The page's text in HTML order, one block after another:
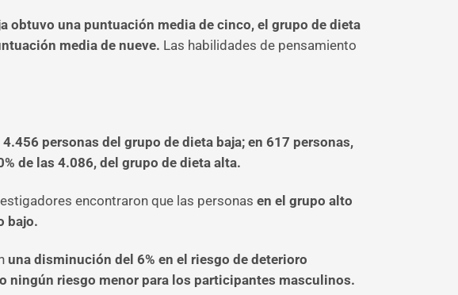
obtuvo una puntuación media de cinco, el grupo de dieta
media de nueve. Las habilidades de pensamiento
personas del grupo de dieta baja; en 617 personas,
de las 4.086, del grupo de dieta alta.
encontraron que las personas en el grupo alto
bajo.
una disminución del 6% en el riesgo de deterioro
ningún riesgo menor para los participantes masculinos.